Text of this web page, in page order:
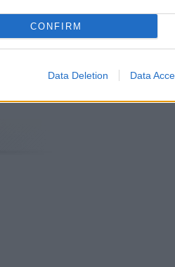
CONFIRM
Data Deletion Data
használtan
7636